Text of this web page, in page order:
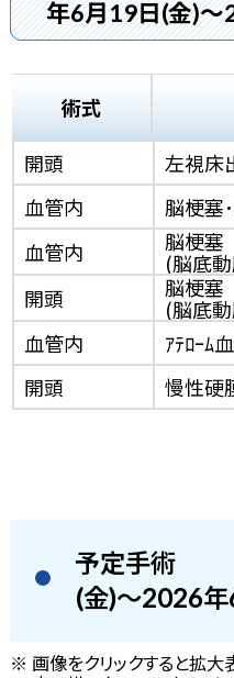
年6月19日(金)～
術式
開頭
左視床
血管内
脳梗塞
血管内
脳梗塞
(脳底
開頭
脳梗塞
(脳底
血管内
ｱﾃﾛｰﾑ
開頭
慢性硬
予定手術
(金)～2026年
※ 画像をクリックすると拡大